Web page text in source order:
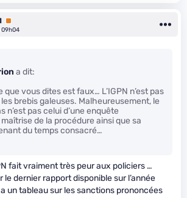
Premium
09h04
a dit:
que vous dites est faux… L’IGPN n’est pas
brebis galeuses. Malheureusement, le
n’est pas celui d’une enquête
de la procédure ainsi que sa
du temps consacré…
fait vraiment très peur aux policiers …
le dernier rapport disponible sur l’année
un tableau sur les sanctions prononcées